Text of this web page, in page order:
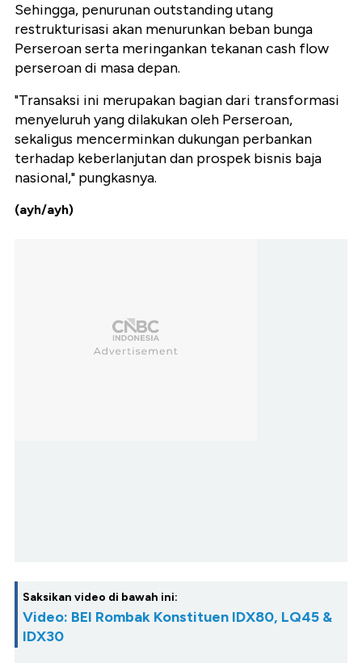
Sehingga, penurunan outstanding utang
restrukturisasi akan menurunkan beban bunga
Perseroan serta meringankan tekanan cash flow
perseroan di masa depan.
"Transaksi ini merupakan bagian dari transformasi
menyeluruh yang dilakukan oleh Perseroan,
sekaligus mencerminkan dukungan perbankan
terhadap keberlanjutan dan prospek bisnis baja
nasional," pungkasnya.
(ayh/ayh)
Saksikan video di bawah ini:
Video: BEI Rombak Konstituen IDX80, LQ45 &
IDX30